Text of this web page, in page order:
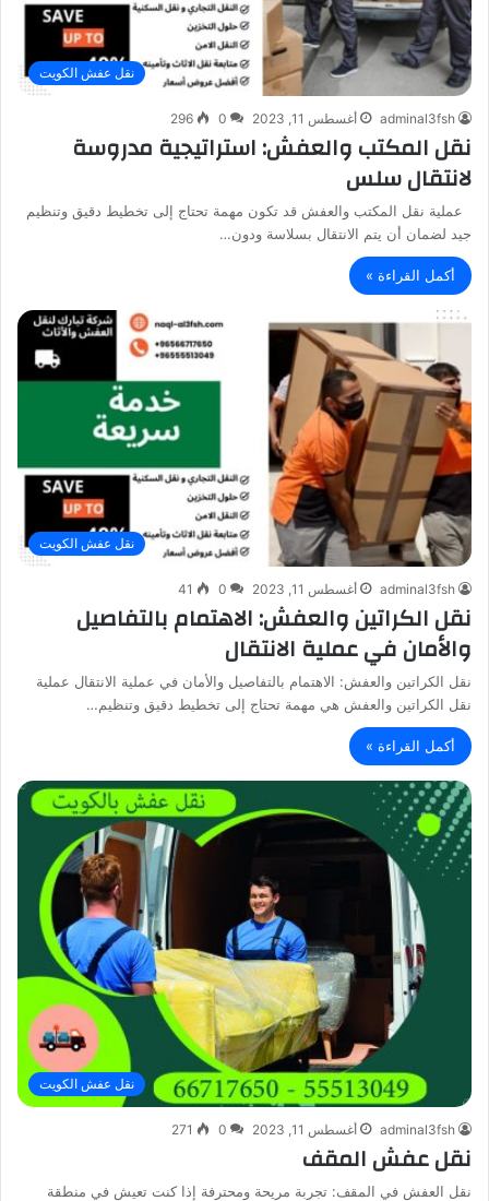
نقل عفش الكويت
adminal3fsh أغسطس 11, 2023 0
296
نقل المكتب والعفش: استراتيجية مدروسة
لانتقال سلس
عملية نقل المكتب والعفش قد تكون مهمة تحتاج إلى تخطيط دقيق وتنظيم
جيد لضمان أن يتم الانتقال بسلاسة ودون…
أكمل القراءة »
نقل عفش الكويت
adminal3fsh أغسطس 11, 2023 0
41
نقل الكراتين والعفش: الاهتمام بالتفاصيل
والأمان في عملية الانتقال
نقل الكراتين والعفش: الاهتمام بالتفاصيل والأمان في عملية الانتقال عملية
نقل الكراتين والعفش هي مهمة تحتاج إلى تخطيط دقيق وتنظيم…
أكمل القراءة »
نقل عفش الكويت
adminal3fsh أغسطس 11, 2023 0
271
نقل عفش المقف
نقل العفش في المقف: تجربة مريحة ومحترفة إذا كنت تعيش في منطقة